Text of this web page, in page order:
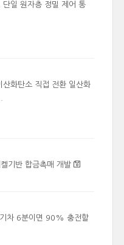
단일 원자층 정밀 제어 통
산화탄소 직접 전환 일산화
기반 합금촉매 개발
기차 6분이면 90% 충전할